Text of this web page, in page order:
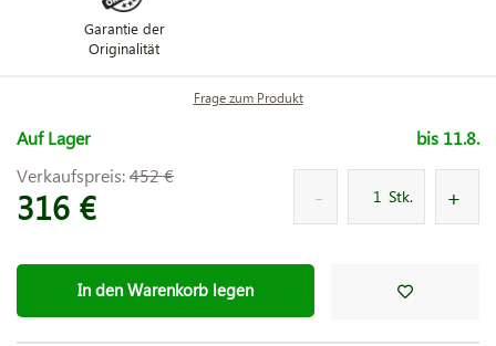
Garantie der
Originalität
Frage zum Produkt
Auf Lager
bis 11.8.
Verkaufspreis:452 €
316 € Stk.
In den Warenkorb legen